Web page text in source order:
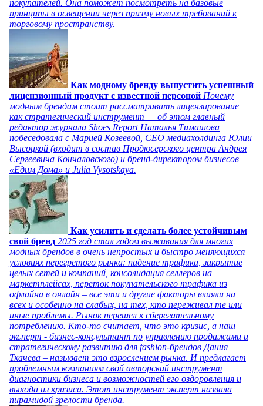
покупателей. Она поможет посмотреть на базовые
принципы в освещении через призму новых требований к
торговому пространству.
Как модному бренду выпустить успешный
лицензионный продукт с известной персоной Почему
модным брендам стоит рассматривать лицензирование
как стратегический инструмент — об этом главный
редактор журнала Shoes Report Наталья Тимашова
побеседовала с Марией Козеевой, СЕО медиахолдинга Юлии
Высоцкой (входит в состав Продюсерского центра Андрея
Сергеевича Кончаловского) и бренд-директором бизнесов
«Едим Дома» и Julia Vysotskaya.
Как усилить и сделать более устойчивым
свой бренд 2025 год стал годом выживания для многих
модных брендов в очень непростых и быстро меняющихся
условиях перегретого рынка: падение трафика, закрытие
целых сетей и компаний, консолидация селлеров на
маркетплейсах, переток покупательского трафика из
офлайна в онлайн – все эти и другие факторы влияли на
всех и особенно на слабых, на тех, кто переживал те или
иные проблемы. Рынок перешел к сберегательному
потреблению. Кто-то считает, что это кризис, а наш
эксперт - бизнес-консультант по управлению продажами и
стратегическому развитию для fashion-брендов Дания
Ткачева – называет это взрослением рынка. И предлагает
проблемным компаниям свой авторский инструмент
диагностики бизнеса и возможностей его оздоровления и
выхода из кризиса. Этот инструмент эксперт назвала
пирамидой зрелости бренда.